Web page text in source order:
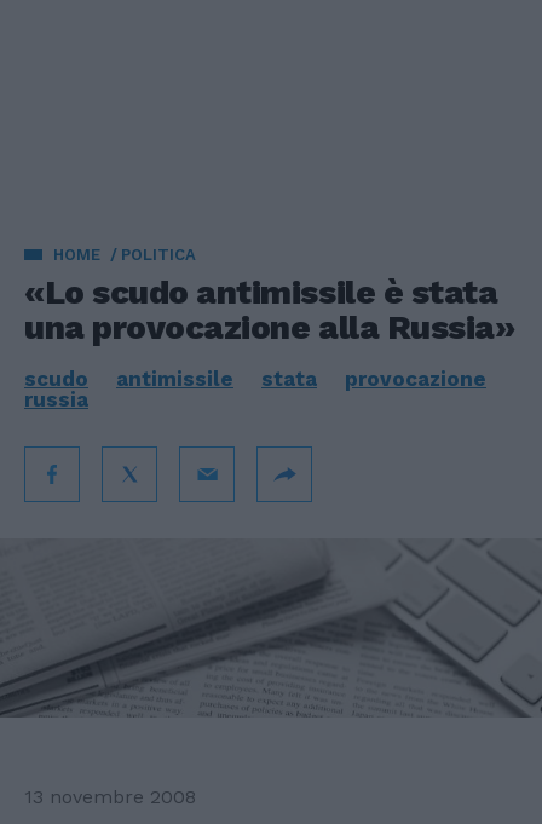
HOME POLITICA
«Lo scudo antimissile è stata
una provocazione alla Russia»
scudo antimissile stata
provocazione
russia
13 novembre 2008